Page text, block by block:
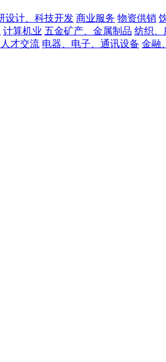
设计、科技开发 商业服务 物资供销
计算机业 五金矿产、金属制品 纺织、
才交流 电器、电子、通讯设备 金融